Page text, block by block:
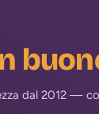
dal 2012 —